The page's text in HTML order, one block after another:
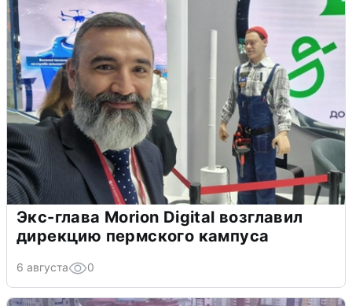
Экс-глава Morion Digital возглавил
дирекцию пермского кампуса
6 августа 0